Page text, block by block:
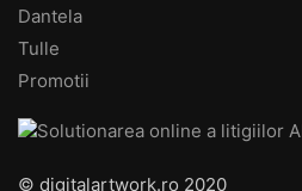
Dantela
Tulle
Promotii
© digitalartwork.ro 2020